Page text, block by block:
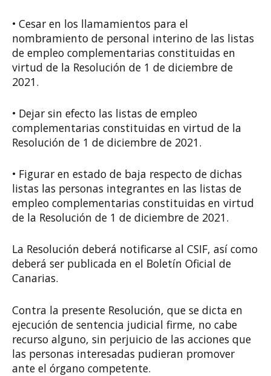
• Cesar en los llamamientos para el
nombramiento de personal interino de las listas
de empleo complementarias constituidas en
virtud de la Resolución de 1 de diciembre de
2021.
• Dejar sin efecto las listas de empleo
complementarias constituidas en virtud de la
Resolución de 1 de diciembre de 2021.
• Figurar en estado de baja respecto de dichas
listas las personas integrantes en las listas de
empleo complementarias constituidas en virtud
de la Resolución de 1 de diciembre de 2021.
La Resolución deberá notificarse al CSIF, así como
deberá ser publicada en el Boletín Oficial de
Canarias.
Contra la presente Resolución, que se dicta en
ejecución de sentencia judicial firme, no cabe
recurso alguno, sin perjuicio de las acciones que
las personas interesadas pudieran promover
ante el órgano competente.